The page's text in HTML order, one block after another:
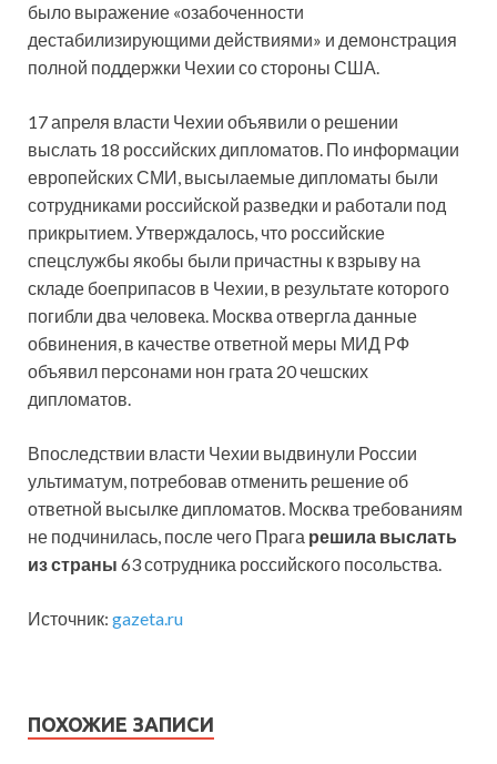
было выражение «озабоченности
дестабилизирующими действиями» и демонстрация
полной поддержки Чехии со стороны США.
17 апреля власти Чехии объявили о решении
выслать 18 российских дипломатов. По информации
европейских СМИ, высылаемые дипломаты были
сотрудниками российской разведки и работали под
прикрытием. Утверждалось, что российские
спецслужбы якобы были причастны к взрыву на
складе боеприпасов в Чехии, в результате которого
погибли два человека. Москва отвергла данные
обвинения, в качестве ответной меры МИД РФ
объявил персонами нон грата 20 чешских
дипломатов.
Впоследствии власти Чехии выдвинули России
ультиматум, потребовав отменить решение об
ответной высылке дипломатов. Москва требованиям
не подчинилась, после чего Прага решила выслать
из страны 63 сотрудника российского посольства.
Источник: gazeta.ru
ПОХОЖИЕ ЗАПИСИ